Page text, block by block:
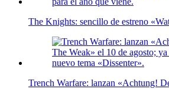
The Knights: sencillo de estreno
Trench Warfare: lanzan «Achtung!